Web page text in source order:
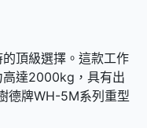
頂級選擇。這款工作
高達2000kg，具有出
德牌WH-5M系列重型